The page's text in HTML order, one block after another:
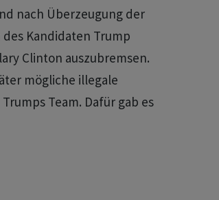
nach Überzeugung der
Kandidaten Trump
Clinton auszubremsen.
mögliche illegale
Team. Dafür gab es